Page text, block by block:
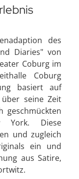
des
Diaries" von
Coburg im
Coburg
basiert auf
seine Zeit
geschmückten
Diese
und zugleich
ein und
aus Satire,